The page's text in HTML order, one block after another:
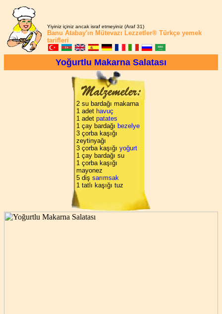
Yiyiniz içiniz ancak israf etmeyiniz (Araf 31)
Banu Atabay'ın Mütevazı Lezzetler® Türkçe yemek
tarifleri
Yoğurtlu Makarna Salatası
2 su bardağı makarna
1 adet havuç
1 adet patates
1 çay bardağı bezelye
3 çorba kaşığı
zeytinyağı
3 çorba kaşığı yoğurt
1 çay bardağı su
1 çorba kaşığı
mayonez
5 diş sarımsak
1 tatlı kaşığı tuz